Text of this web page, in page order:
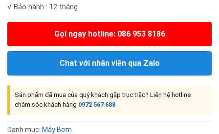
√ Bảo hành : 12 tháng
Gọi ngay hotline: 086 953 8186
Chat với nhân viên qua Zalo
Sản phẩm đã mua của quý khách gặp trục trặc? Liên hệ hotline
chăm sóc khách hàng 0972 567 688
Danh mục: Máy Bơm